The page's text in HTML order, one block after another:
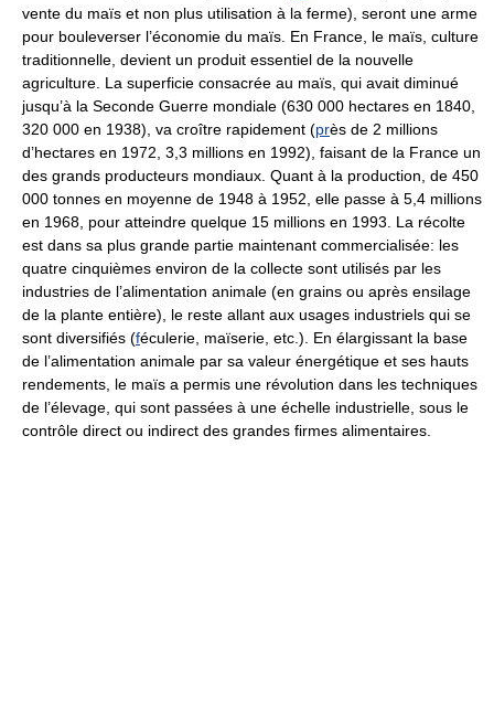
vente du maïs et non plus utilisation à la ferme), seront une arme
pour bouleverser l’économie du maïs. En France, le maïs, culture
traditionnelle, devient un produit essentiel de la nouvelle
agriculture. La superficie consacrée au maïs, qui avait diminué
jusqu’à la Seconde Guerre mondiale (630 000 hectares en 1840,
320 000 en 1938), va croître rapidement (près de 2 millions
d’hectares en 1972, 3,3 millions en 1992), faisant de la France un
des grands producteurs mondiaux. Quant à la production, de 450
000 tonnes en moyenne de 1948 à 1952, elle passe à 5,4 millions
en 1968, pour atteindre quelque 15 millions en 1993. La récolte
est dans sa plus grande partie maintenant commercialisée: les
quatre cinquièmes environ de la collecte sont utilisés par les
industries de l’alimentation animale (en grains ou après ensilage
de la plante entière), le reste allant aux usages industriels qui se
sont diversifiés (féculerie, maïserie, etc.). En élargissant la base
de l’alimentation animale par sa valeur énergétique et ses hauts
rendements, le maïs a permis une révolution dans les techniques
de l’élevage, qui sont passées à une échelle industrielle, sous le
contrôle direct ou indirect des grandes firmes alimentaires.